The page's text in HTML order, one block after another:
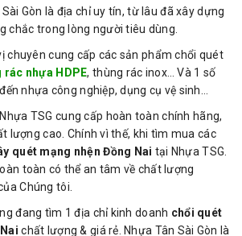
Gòn là địa chỉ uy tín, từ lâu đã xây dựng
chắc trong lòng người tiêu dùng.
chuyên cung cấp các sản phẩm chổi quét
rác nhựa HDPE, thùng rác inox… Và 1 số
nhựa công nghiệp, dụng cụ vệ sinh…
TSG cung cấp hoàn toàn chính hãng,
lượng cao. Chính vì thế, khi tìm mua các
quét mạng nhện Đồng Nai tại Nhựa TSG.
toàn có thể an tâm về chất lượng
Chúng tôi.
đang tìm 1 địa chỉ kinh doanh chổi quét
chất lượng & giá rẻ. Nhựa Tân Sài Gòn là